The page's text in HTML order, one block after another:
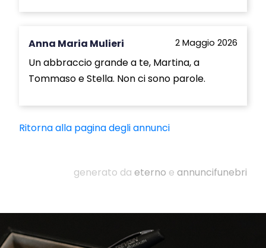
Anna Maria Mulieri 2 Maggio 2026
Un abbraccio grande a te, Martina, a
Tommaso e Stella. Non ci sono parole.
Ritorna alla pagina degli annunci
generato da eterno e annuncifunebri